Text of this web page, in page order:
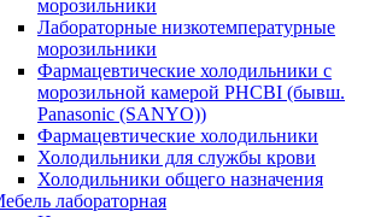
морозильники
Лабораторные низкотемпературные
морозильники
Фармацевтические холодильники с
морозильной камерой PHCBI (бывш.
Panasonic (SANYO))
Фармацевтические холодильники
Холодильники для службы крови
Холодильники общего назначения
лабораторная